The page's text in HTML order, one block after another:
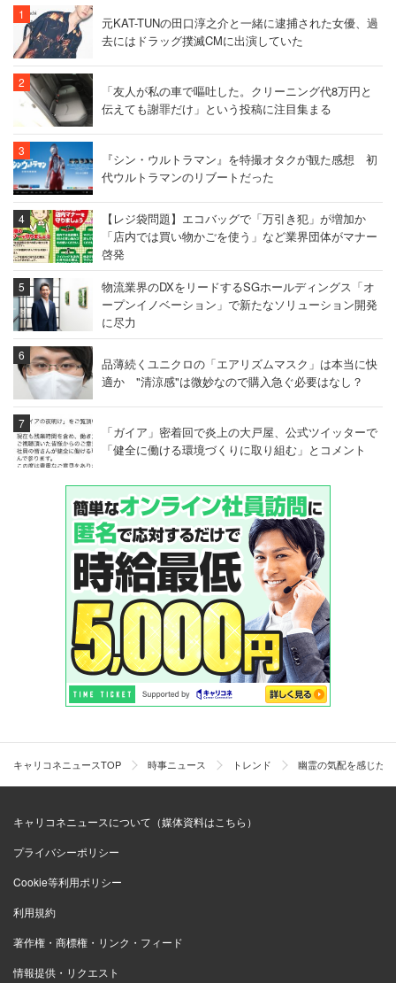
元KAT-TUNの田口淳之介と一緒に逮捕された女優、過
去にはドラッグ撲滅CMに出演していた
「友人が私の車で嘔吐した。クリーニング代8万円と
伝えても謝罪だけ」という投稿に注目集まる
『シン・ウルトラマン』を特撮オタクが観た感想 初
代ウルトラマンのリブートだった
【レジ袋問題】エコバッグで「万引き犯」が増加か
「店内では買い物かごを使う」など業界団体がマナー
啓発
物流業界のDXをリードするSGホールディングス「オ
ープンイノベーション」で新たなソリューション開発
に尽力
品薄続くユニクロの「エアリズムマスク」は本当に快
適か "清涼感"は微妙なので購入急ぐ必要はなし？
「ガイア」密着回で炎上の大戸屋、公式ツイッターで
「健全に働ける環境づくりに取り組む」とコメント
キャリコネニュースTOP 時事ニュース トレンド 幽霊の気配を感じた
キャリコネニュースについて（媒体資料はこちら）
プライバシーポリシー
Cookie等利用ポリシー
利用規約
著作権・商標権・リンク・フィード
情報提供・リクエスト